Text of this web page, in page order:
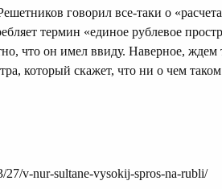
говорил все-таки о
термин «единое рублевое
что он имел ввиду. Наверное, ждем
который скажет, что ни о чем
27/v-nur-sultane-vysokij-spros-na-rubli/